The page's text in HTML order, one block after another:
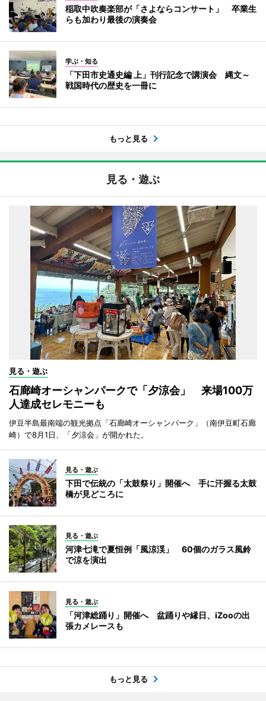
稲取中吹奏楽部が「さよならコンサート」 卒業生
らも加わり最後の演奏会
学ぶ・知る
「下田市史通史編 上」刊行記念で講演会 縄文～
戦国時代の歴史を一冊に
もっと見る
見る・遊ぶ
見る・遊ぶ
石廊崎オーシャンパークで「夕涼会」 来場100万
人達成セレモニーも
伊豆半島最南端の観光拠点「石廊崎オーシャンパーク」（南伊豆町石廊
崎）で8月1日、「夕涼会」が開かれた。
見る・遊ぶ
下田で伝統の「太鼓祭り」開催へ 手に汗握る太鼓
橋が見どころに
見る・遊ぶ
河津七滝で夏恒例「風涼渓」 60個のガラス風鈴
で涼を演出
見る・遊ぶ
「河津総踊り」開催へ 盆踊りや縁日、iZooの出
張カメレースも
もっと見る